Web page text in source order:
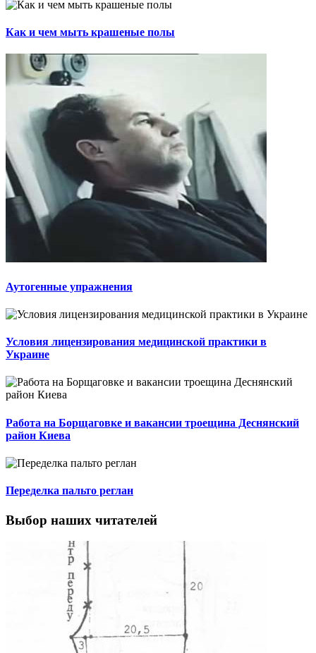
Как и чем мыть крашеные полы
Аутогенные упражнения
Условия лицензирования медицинской практики в
Украине
Работа на Борщаговке и вакансии троещина Деснянский
район Киева
Переделка пальто реглан
Выбор наших читателей